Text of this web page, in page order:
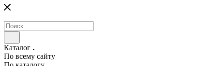
Каталог
По всему сайту